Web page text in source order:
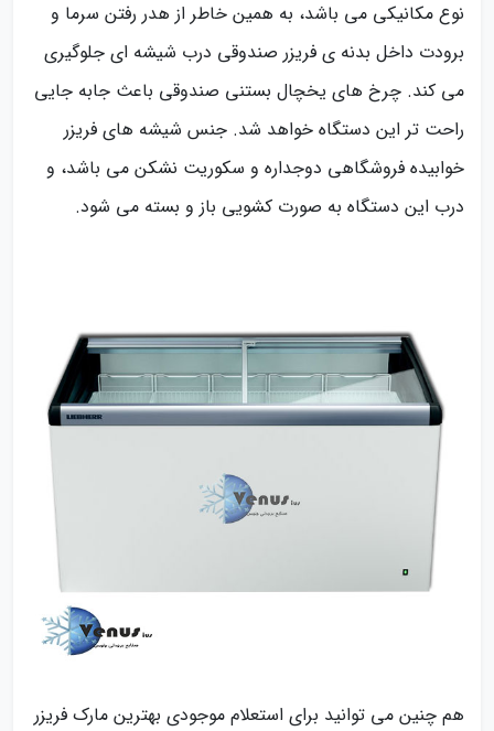
نوع مکانیکی می باشد، به همین خاطر از هدر رفتن سرما و
برودت داخل بدنه ی فریزر صندوقی درب شیشه ای جلوگیری
می کند. چرخ های یخچال بستنی صندوقی باعث جابه جایی
راحت تر این دستگاه خواهد شد. جنس شیشه های فریزر
خوابیده فروشگاهی دوجداره و سکوریت نشکن می باشد، و
درب این دستگاه به صورت کشویی باز و بسته می شود.
هم چنین می توانید برای استعلام موجودی بهترین مارک فریزر